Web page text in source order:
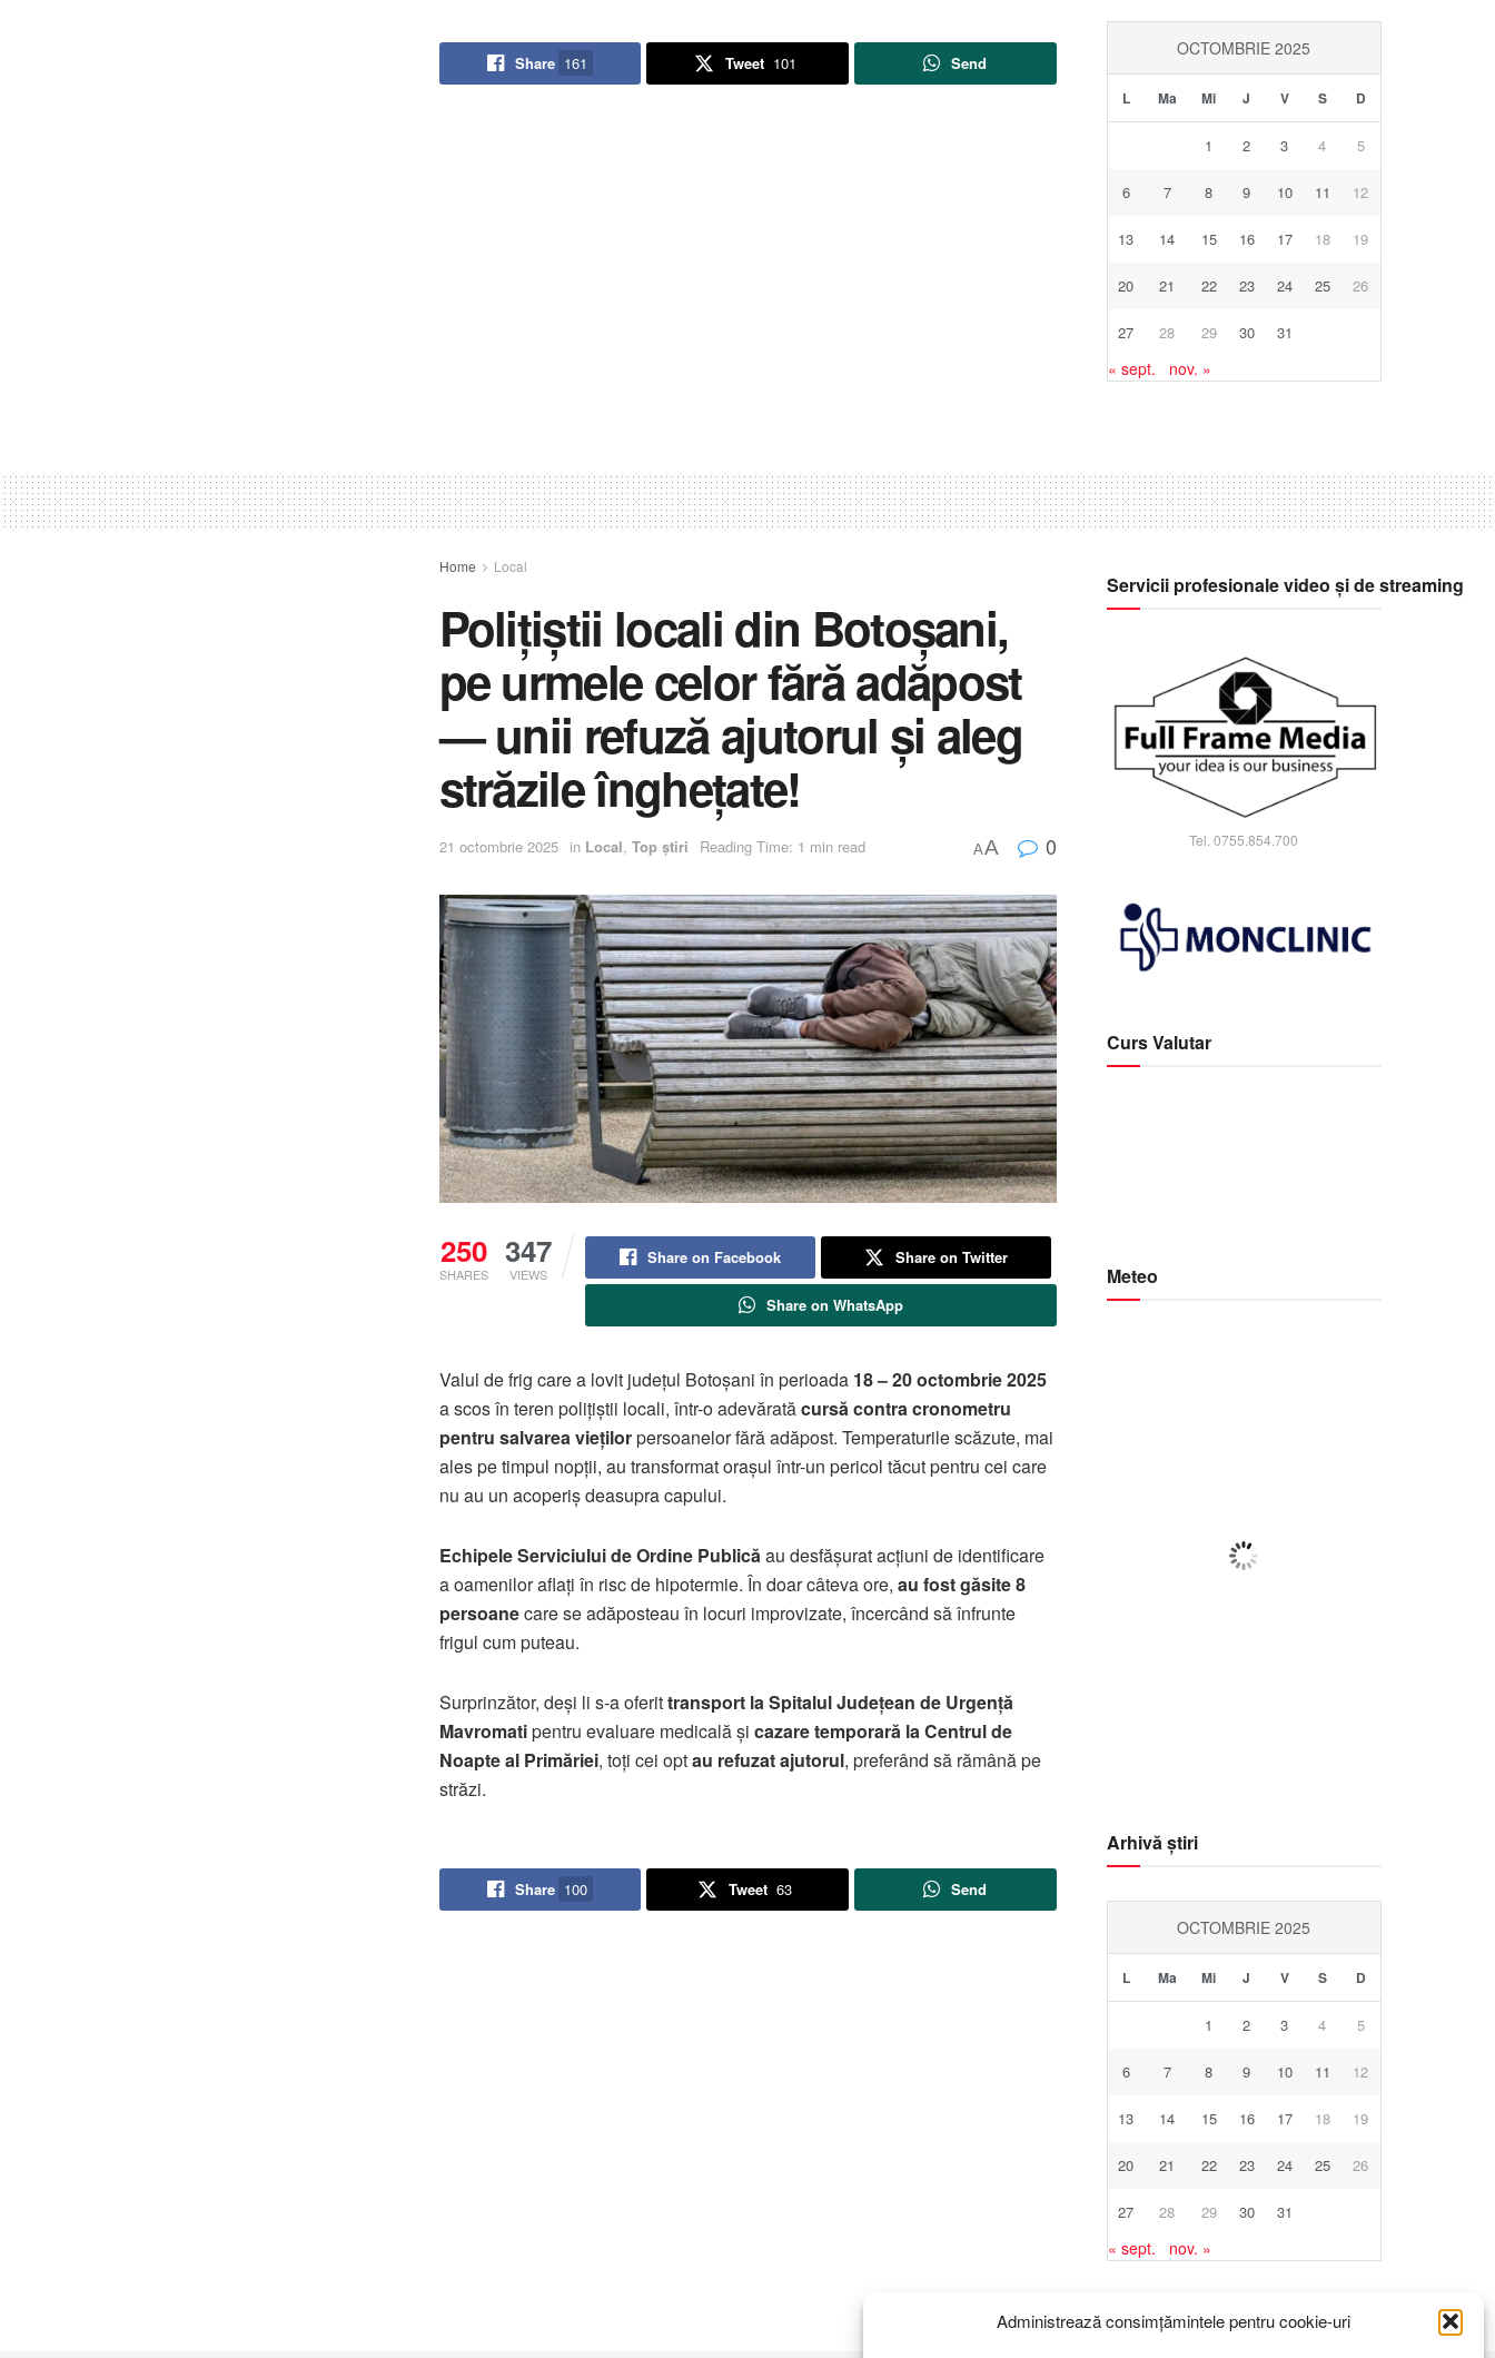
Administrează consimțămintele pentru cookie-uri
Share 161 Tweet 101 Send
OCTOMBRIE 2025
L Ma Mi J V S D
1 2 3 4 5
6 7 8 9 10 11 12
13 14 15 16 17 18 19
20 21 22 23 24 25 26
27 28 29 30 31
« sept. nov. »
Home Local
Polițiștii locali din Botoșani,
pe urmele celor fără adăpost
— unii refuză ajutorul și aleg
străzile înghețate!
21 octombrie 2025 in Local, Top știri Reading Time: 1 min read AA 0
250
SHARES
347
VIEWS
Share on Facebook Share on Twitter
Share on WhatsApp
Valul de frig care a lovit județul Botoșani în perioada 18 – 20 octombrie 2025
a scos în teren polițiștii locali, într-o adevăratăcursă contra cronometru
pentru salvarea viețilorpersoanelor fără adăpost. Temperaturile scăzute, mai
ales pe timpul nopții, au transformat orașul într-un pericol tăcut pentru cei care
nu au un acoperiș deasupra capului.
Echipele Serviciului de Ordine Publicăau desfășurat acțiuni de identificare
a oamenilor aflați în risc de hipotermie. În doar câteva ore, au fost găsite 8
persoanecare se adăposteau în locuri improvizate, încercând să înfrunte
frigul cum puteau.
Surprinzător, deși li s-a oferittransport la Spitalul Județean de Urgență
Mavromatipentru evaluare medicală și cazare temporară la Centrul de
Noapte al Primăriei, toți cei optau refuzat ajutorul, preferând să rămână pe
străzi.
Share 100 Tweet 63 Send
Servicii profesionale video și de streaming
Tel. 0755.854.700
Curs Valutar
Meteo
Cer Fragmentat
Wind Gust:
Arhivă știri
OCTOMBRIE 2025
L Ma Mi J V S D
1 2 3 4 5
6 7 8 9 10 11 12
13 14 15 16 17 18 19
20 21 22 23 24 25 26
27 28 29 30 31
« sept. nov. »